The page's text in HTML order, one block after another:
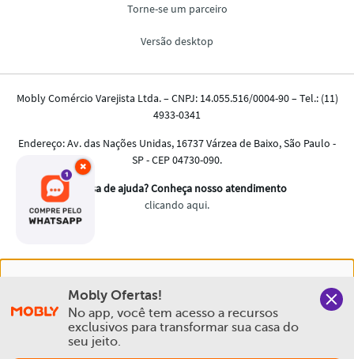
experiência na Mobly. Quando você navega no nosso site,
aceita esta condição
Política de Privacidade e Cookies
×
Mobly Ofertas!
No app, você tem acesso a recursos
exclusivos para transformar sua casa do
seu jeito.